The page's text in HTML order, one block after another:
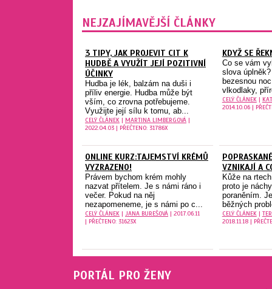
NEJZAJÍMAVĚJŠÍ ČLÁNKY
3 TIPY, JAK PROJEVIT CIT K
HUDBĚ A VYUŽÍT JEJÍ POZITIVNÍ
ÚČINKY
Hudba je lék, balzám na duši i
příliv energie. Hudba může být
vším, co zrovna potřebujeme.
Využijte její sílu k tomu, ab...
CELÝ ČLÁNEK | MARTINA LIMBERGOVÁ |
2022.04.03 | PŘEČTENO: 31786X
KDYŽ SE
Co se vám
slova
bezesnou
vlkodlaky,
CELÝ ČLÁNEK|
2014.10.06 |
ONLINE KURZ:TAJEMSTVÍ KRÉMŮ
VYZRAZENO!
Právem bychom krém mohly
nazvat přítelem. Je s námi ráno i
večer. Pokud na něj
nezapomeneme, je s námi po c...
CELÝ ČLÁNEK | JANA BUREŠOVÁ | 2017.06.11
| PŘEČTENO: 31623X
VZNIKAJÍ A
Kůže na
proto je
poraněním.
běžných
CELÝ ČLÁNEK|
2018.11.18 |
PORTÁL PRO ŽENY